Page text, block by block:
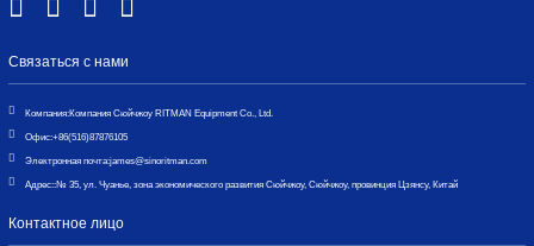
Связаться с нами
Компания:Компания Сюйчжоу RITMAN Equipment Co., Ltd.
Офис:+86(516)87876105
Электронная почта:james@sinoritman.com
Адрес::№ 35, ул. Чуанье, зона экономического развития Сюйчжоу, Сюйчжоу, провинция Цзянсу, Китай
Контактное лицо